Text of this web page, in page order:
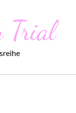
Trial